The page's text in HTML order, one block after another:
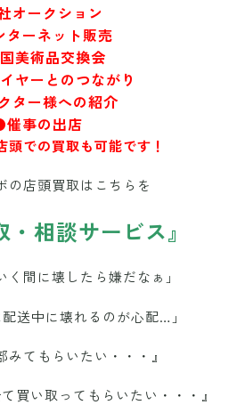
オークション
ーネット販売
美術品交換会
ヤーとのつながり
ター様への紹介
事の出店
頭での買取も可能です！
の店頭買取はこちらを
・相談サービス』
く間に壊したら嫌だなぁ」
配送中に壊れるのが心配…」
みてもらいたい・・・』
買い取ってもらいたい・・・』